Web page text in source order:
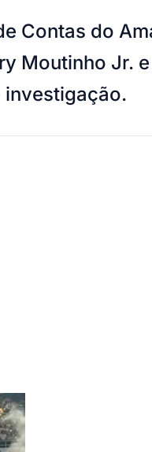
Contas do
Moutinho Jr.
investigação.